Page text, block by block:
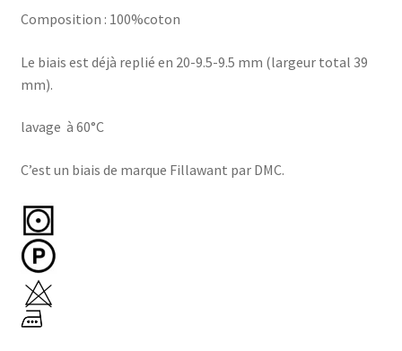
Composition : 100%coton
Le biais est déjà replié en 20-9.5-9.5 mm (largeur total 39
mm).
lavage à 60°C
C’est un biais de marque Fillawant par DMC.